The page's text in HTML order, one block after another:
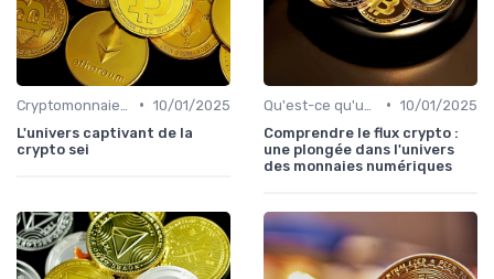
• 10/01/2025
L'univers captivant de la
crypto sei
• 10/01/2025
Comprendre le flux crypto :
une plongée dans l'univers
des monnaies numériques